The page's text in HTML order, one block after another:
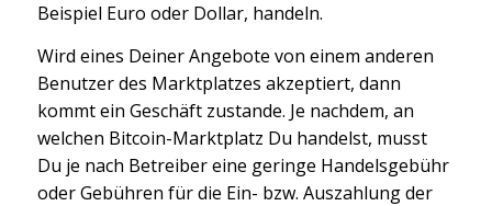
Beispiel Euro oder Dollar, handeln.
Wird eines Deiner Angebote von einem anderen
Benutzer des Marktplatzes akzeptiert, dann
kommt ein Geschäft zustande. Je nachdem, an
welchen Bitcoin-Marktplatz Du handelst, musst
Du je nach Betreiber eine geringe Handelsgebühr
oder Gebühren für die Ein- bzw. Auszahlung der